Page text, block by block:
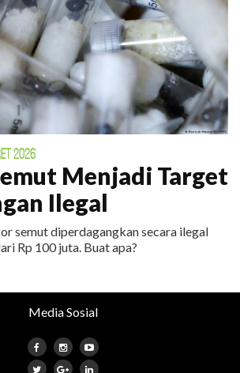
2026
Menjadi Target
Ilegal
semut diperdagangkan secara ilegal
Rp 100 juta. Buat apa?
Media Sosial